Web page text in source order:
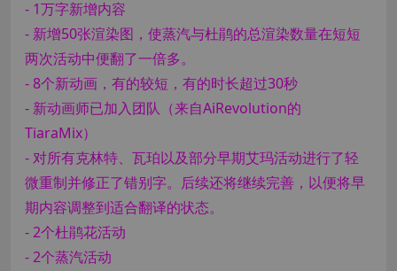
- 1万字新增内容
- 新增50张渲染图，使蒸汽与杜鹃的总渲染数量在短短
两次活动中便翻了一倍多。
- 8个新动画，有的较短，有的时长超过30秒
- 新动画师已加入团队（来自AiRevolution的
TiaraMix）
- 对所有克林特、瓦珀以及部分早期艾玛活动进行了轻
微重制并修正了错别字。后续还将继续完善，以便将早
期内容调整到适合翻译的状态。
- 2个杜鹃花活动
- 2个蒸汽活动